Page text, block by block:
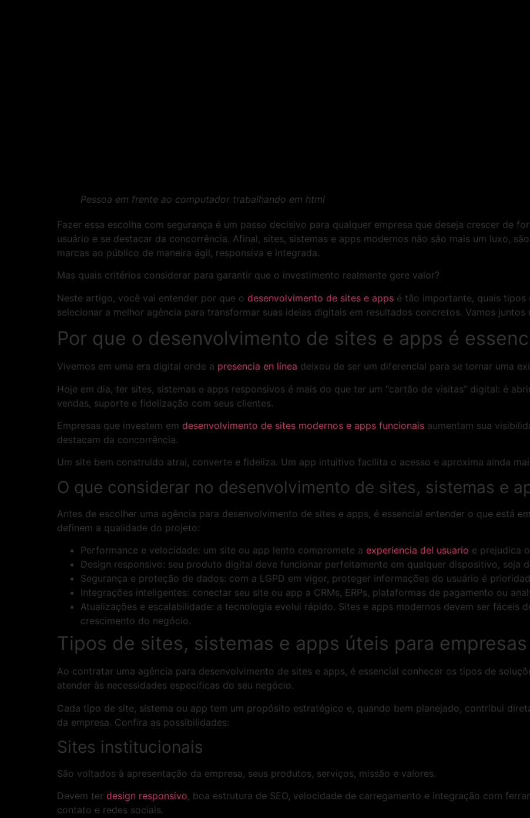
Pessoa em frente ao computador trabalhando em html
Fazer essa escolha com segurança é um passo decisivo para qualquer empresa que deseja crescer de
usuário e se destacar da concorrência. Afinal, sites, sistemas e apps modernos não são mais um luxo,
marcas ao público de maneira ágil, responsiva e integrada.
Mas quais critérios considerar para garantir que o investimento realmente gere valor?
Neste artigo, você vai entender por que o desenvolvimento de sites e apps é tão importante, quais tipos
selecionar a melhor agência para transformar suas ideias digitais em resultados concretos. Vamos juntos
Por que o desenvolvimento de sites e apps é
Vivemos em uma era digital onde a presencia en línea deixou de ser um diferencial para se tornar uma
Hoje em dia, ter sites, sistemas e apps responsivos é mais do que ter um “cartão de visitas” digital: é
vendas, suporte e fidelização com seus clientes.
Empresas que investem em desenvolvimento de sites modernos e apps funcionais aumentam sua
destacam da concorrência.
Um site bem construído atrai, converte e fideliza. Um app intuitivo facilita o acesso e aproxima ainda
O que considerar no desenvolvimento de sites, sistemas e
Antes de escolher uma agência para desenvolvimento de sites e apps, é essencial entender o que está
definem a qualidade do projeto:
Performance e velocidade: um site ou app lento compromete a experiencia del usuario e prejudica
Design responsivo: seu produto digital deve funcionar perfeitamente em qualquer dispositivo, seja
Segurança e proteção de dados: com a LGPD em vigor, proteger informações do usuário é
Integrações inteligentes: conectar seu site ou app a CRMs, ERPs, plataformas de pagamento ou
Atualizações e escalabilidade: a tecnologia evolui rápido. Sites e apps modernos devem ser fáceis
crescimento do negócio.
Tipos de sites, sistemas e apps úteis para empresas
Ao contratar uma agência para desenvolvimento de sites e apps, é essencial conhecer os tipos de
atender às necessidades específicas do seu negócio.
Cada tipo de site, sistema ou app tem um propósito estratégico e, quando bem planejado, contribui
da empresa. Confira as possibilidades:
Sites institucionais
São voltados à apresentação da empresa, seus produtos, serviços, missão e valores.
Devem ter design responsivo, boa estrutura de SEO, velocidade de carregamento e integração com
contato e redes sociais.